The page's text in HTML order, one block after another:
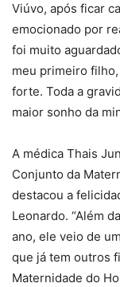
Viúvo, após ficar
emocionado por
foi muito
meu primeiro
forte. Toda a
maior sonho da
A médica Thais
Conjunto da
destacou a
Leonardo. “Além
ano, ele veio de
que já tem outros
Maternidade do